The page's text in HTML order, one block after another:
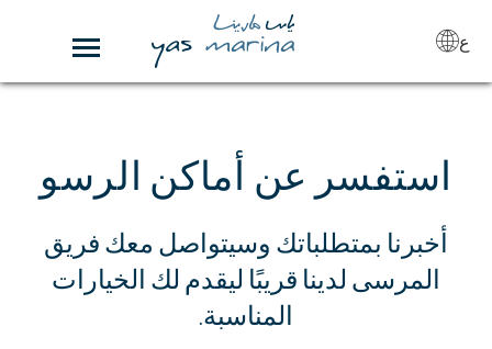
ع
استفسر عن أماكن الرسو
أخبرنا بمتطلباتك وسيتواصل معك فريق
المرسى لدينا قريبًا ليقدم لك الخيارات
المناسبة.